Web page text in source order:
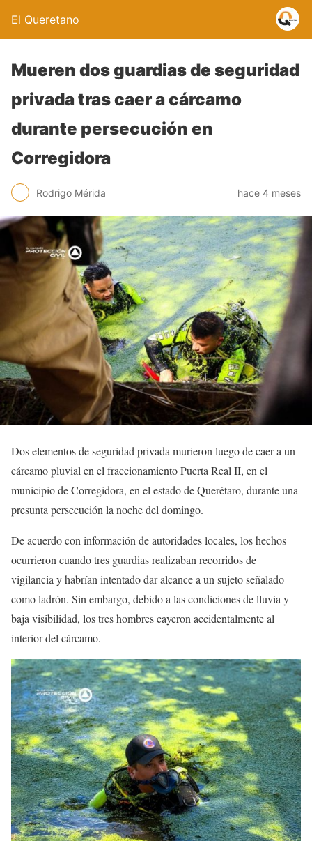
El Queretano
Mueren dos guardias de seguridad
privada tras caer a cárcamo
durante persecución en
Corregidora
Rodrigo Mérida hace 4 meses
Dos elementos de seguridad privada murieron luego de caer a un
cárcamo pluvial en el fraccionamiento Puerta Real II, en el
municipio de Corregidora, en el estado de Querétaro, durante una
presunta persecución la noche del domingo.
De acuerdo con información de autoridades locales, los hechos
ocurrieron cuando tres guardias realizaban recorridos de
vigilancia y habrían intentado dar alcance a un sujeto señalado
como ladrón. Sin embargo, debido a las condiciones de lluvia y
baja visibilidad, los tres hombres cayeron accidentalmente al
interior del cárcamo.